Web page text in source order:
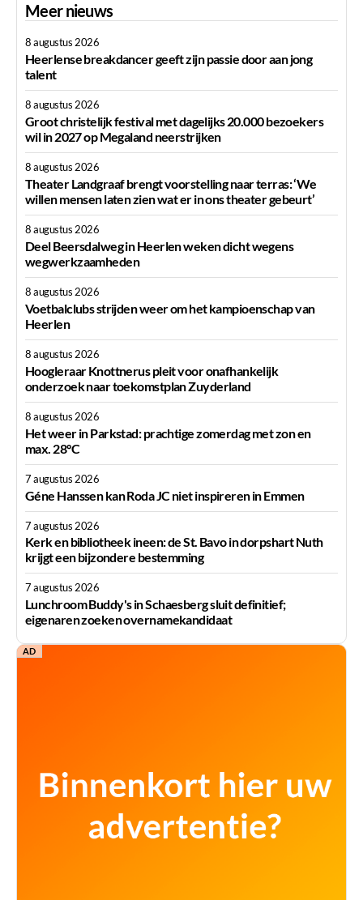
Meer nieuws
8 augustus 2026
Heerlense breakdancer geeft zijn passie door aan jong
talent
8 augustus 2026
Groot christelijk festival met dagelijks 20.000 bezoekers
wil in 2027 op Megaland neerstrijken
8 augustus 2026
Theater Landgraaf brengt voorstelling naar terras: ‘We
willen mensen laten zien wat er in ons theater gebeurt’
8 augustus 2026
Deel Beersdalweg in Heerlen weken dicht wegens
wegwerkzaamheden
8 augustus 2026
Voetbalclubs strijden weer om het kampioenschap van
Heerlen
8 augustus 2026
Hoogleraar Knottnerus pleit voor onafhankelijk
onderzoek naar toekomstplan Zuyderland
8 augustus 2026
Het weer in Parkstad: prachtige zomerdag met zon en
max. 28°C
7 augustus 2026
Géne Hanssen kan Roda JC niet inspireren in Emmen
7 augustus 2026
Kerk en bibliotheek ineen: de St. Bavo in dorpshart Nuth
krijgt een bijzondere bestemming
7 augustus 2026
Lunchroom Buddy's in Schaesberg sluit definitief;
eigenaren zoeken overnamekandidaat
AD